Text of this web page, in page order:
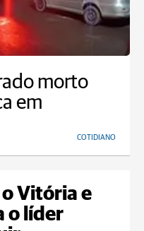
morto
em
COTIDIANO
o Vitória e
o líder